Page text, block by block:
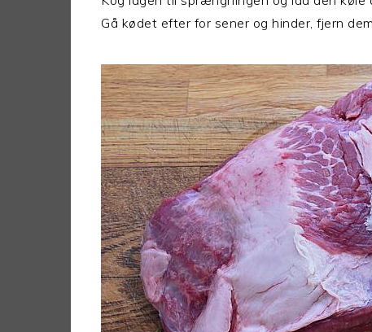
Gå kødet efter for sener og hinder, fjern dem